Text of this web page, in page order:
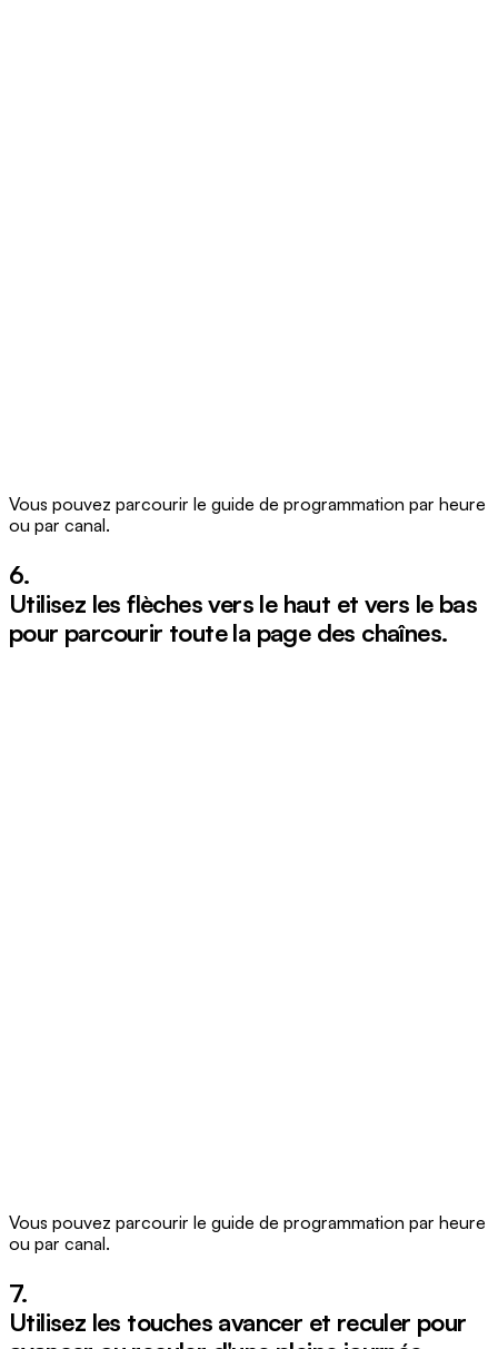
Vous pouvez parcourir le guide de programmation par heure
ou par canal.
6.
Utilisez les flèchesvers le haut et vers le bas
pour parcourir toute la page des chaînes.
Vous pouvez parcourir le guide de programmation par heure
ou par canal.
7.
Utilisez les touches avancer et reculer pour